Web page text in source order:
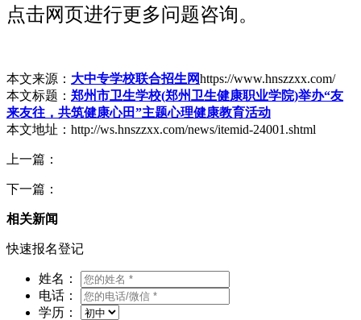
点击网页进行更多问题咨询。
本文来源： 大中专学校联合招生网https://www.hnszzxx.com/
本文标题： 郑州市卫生学校(郑州卫生健康职业学院)举办“友
来友往，共筑健康心田”主题心理健康教育活动
本文地址：http://ws.hnszzxx.com/news/itemid-24001.shtml
上一篇：
下一篇：
相关新闻
快速报名登记
姓名：
电话：
学历：